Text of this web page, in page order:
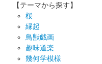
【テーマから探す】
桜
縁起
鳥獣戯画
趣味道楽
幾何学模様